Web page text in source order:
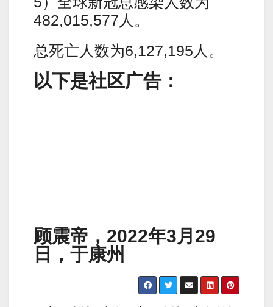
482,015,577人。
总死亡人数为6,127,195人。
以下是社区广告：
顾震帝，2022年3月29
日，于康州